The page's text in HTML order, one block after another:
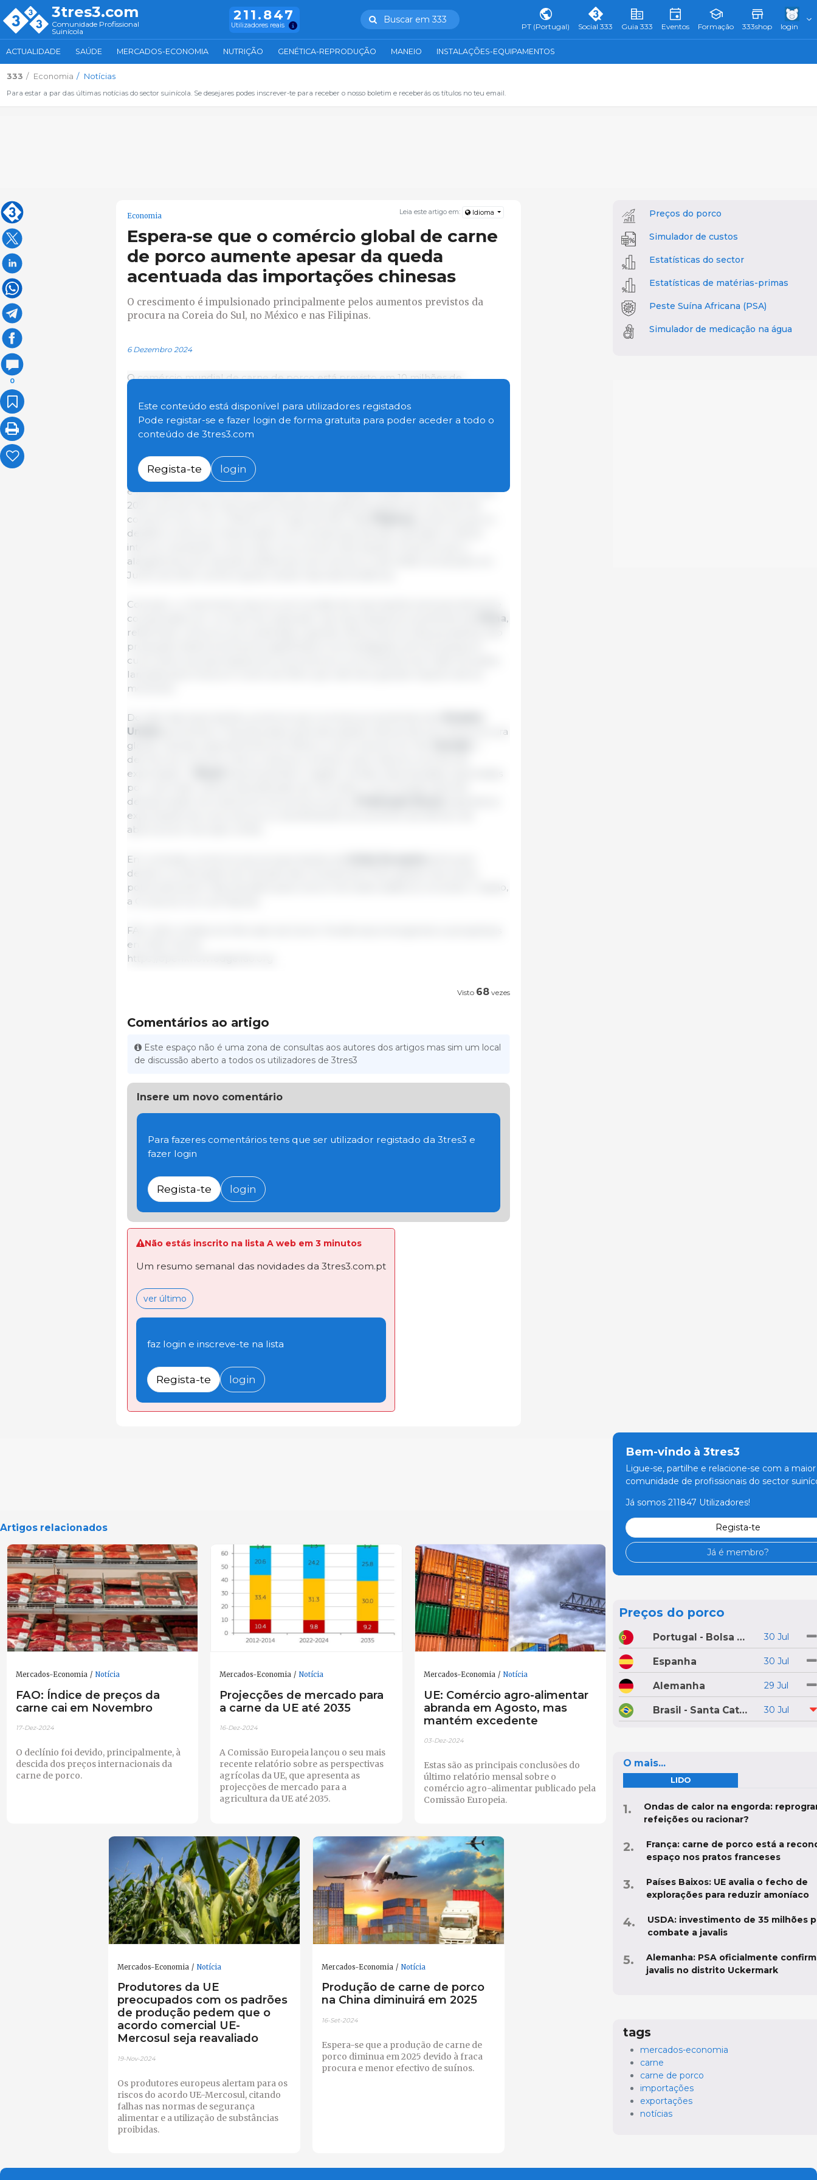
3tres3.com
Comunidade Profissional
Suinícola
211.847
Utilizadores reais
Buscar em 333
PT (Portugal) Social 333 Guia 333 Eventos Formação 333shop login
ACTUALIDADE SAÚDE MERCADOS-ECONOMIA NUTRIÇÃO GENÉTICA-REPRODUÇÃO MANEIO INSTALAÇÕES-EQUIPAMENTOS
333 Economia Notícias
Para estar a par das últimas notícias do sector suinícola. Se desejares podes inscrever-te para receber o nosso boletim e receberás os títulos no teu email.
0
Leia este artigo em: Idioma
Economia
Espera-se que o comércio global de carne
de porco aumente apesar da queda
acentuada das importações chinesas
O crescimento é impulsionado principalmente pelos aumentos previstos da
procura na Coreia do Sul, no México e nas Filipinas.
6 Dezembro 2024
O comércio mundial de carne de porco está previsto em 10 milhões de
impulsionado principalmente pelos aumentos previstos da procura na Coreia do
Sul, no México e nas Filipinas.
à oferta interna mais restrita. Entretanto, no
importações de carne de porco aumentem, apoiadas pela forte procura interna
e facilitadas pelo Decreto Presidencial Anti-Inflação emitido em Dezembro de
2023, que permite importações isentas de tarifas de países sem acordos de
comércio livre com o México ao longo de 2024. Nas
desafios contínuos relacionados com as doenças animais restrinjam a oferta
interna, resultando numa maior procura de importações. Prevê-se que o
alargamento da redução tarifária da carne de porco até 2028, introduzido em
Junho de 2024, venha a apoiar ainda mais esta tendência.
Contudo, o crescimento da procura mundial de importações será parcialmente
compensado por um declínio esperado nas importações provenientes da
China,
reflectindo uma procura moderada e grande oferta interna. Esta perspetiva não
pressupõe desenvolvimentos significativos na investigação anti-dumping em
curso sobre as importações de carne de porco proveniente da União Europeia,
lançada pela China em Junho de 2024, que não teve grande impacto até ao
momento.
Do lado das exportações, prevê-se que os envios provenientes dos
Unidos
aumentem, impulsionados pela abundante oferta interna e pela procura
global robusta, especialmente do México e da Coreia do Sul. No
declínio do consumo interno deverá contribuir para maiores volumes de
exportação. O
por uma maior oferta, diversificação de mercado e uma moeda nacional
desvalorizada. Da mesma forma, prevê-se que a
exportações de carne de porco, beneficiando do aumento da oferta e da
abertura do mercado chinês.
Em contraste, prevê-se que as exportações da
devido à continuação da redução das compras da China, apesar dos envios
potencialmente mais elevados para outros mercados asiáticos, incluindo o Japão,
a Coreia do Sul e as Filipinas.
FAO. 2024. Análise do Mercado da Carne: Tendências emergentes e perspetivas
em 2024. Roma.
https://openknowledge.fao.org
Este conteúdo está disponível para utilizadores registados
Pode registar-se e fazer login de forma gratuita para poder aceder a todo o
conteúdo de 3tres3.com
Regista-te login
Visto 68 vezes
Comentários ao artigo
Este espaço não é uma zona de consultas aos autores dos artigos mas sim um local
de discussão aberto a todos os utilizadores de 3tres3
Insere um novo comentário
Para fazeres comentários tens que ser utilizador registado da 3tres3 e
fazer login
Regista-te login
Não estás inscrito na lista A web em 3 minutos
Um resumo semanal das novidades da 3tres3.com.pt
ver último
faz login e inscreve-te na lista
Regista-te login
Artigos relacionados
Mercados-Economia Notícia
FAO: Índice de preços da
carne cai em Novembro
17-Dez-2024
O declínio foi devido, principalmente, à
descida dos preços internacionais da
carne de porco.
Mercados-Economia Notícia
Projecções de mercado para
a carne da UE até 2035
16-Dez-2024
A Comissão Europeia lançou o seu mais
recente relatório sobre as perspectivas
agrícolas da UE, que apresenta as
projecções de mercado para a
agricultura da UE até 2035.
Mercados-Economia Notícia
UE: Comércio agro-alimentar
abranda em Agosto, mas
mantém excedente
03-Dez-2024
Estas são as principais conclusões do
último relatório mensal sobre o
comércio agro-alimentar publicado pela
Comissão Europeia.
Mercados-Economia Notícia
Produtores da UE
preocupados com os padrões
de produção pedem que o
acordo comercial UE-
Mercosul seja reavaliado
19-Nov-2024
Os produtores europeus alertam para os
riscos do acordo UE-Mercosul, citando
falhas nas normas de segurança
alimentar e a utilização de substâncias
proibidas.
Mercados-Economia Notícia
Produção de carne de porco
na China diminuirá em 2025
16-Set-2024
Espera-se que a produção de carne de
porco diminua em 2025 devido à fraca
procura e menor efectivo de suínos.
Preços do porco
Simulador de custos
Estatísticas do sector
Estatísticas de matérias-primas
Peste Suína Africana (PSA)
Simulador de medicação na água
Bem-vindo à 3tres3
Ligue-se, partilhe e relacione-se com a maior
comunidade de profissionais do sector
Já somos 211847 Utilizadores!
Regista-te
Já é membro?
Preços do porco
Portugal - Bolsa do Porco do Montijo 30 Jul
Espanha 30 Jul
Alemanha 29 Jul
Brasil - Santa Catarina 30 Jul
O mais...
LIDO
Ondas de calor na engorda:
refeições ou racionar?
França: carne de porco está a
espaço nos pratos franceses
Países Baixos: UE avalia o fecho de
explorações para reduzir amoníaco
USDA: investimento de 35 milhões
combate a javalis
Alemanha: PSA oficialmente
javalis no distrito Uckermark
tags
mercados-economia
carne
carne de porco
importações
exportações
notícias